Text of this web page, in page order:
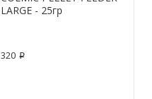
LARGE - 25гр
320 p